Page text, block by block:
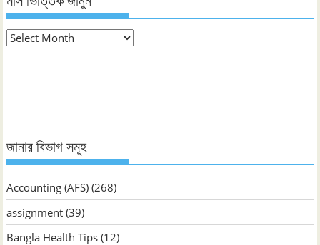
মাস
জানার বিভাগ সমূহ
Accounting (AFS) (268)
assignment (39)
Bangla Health Tips (12)